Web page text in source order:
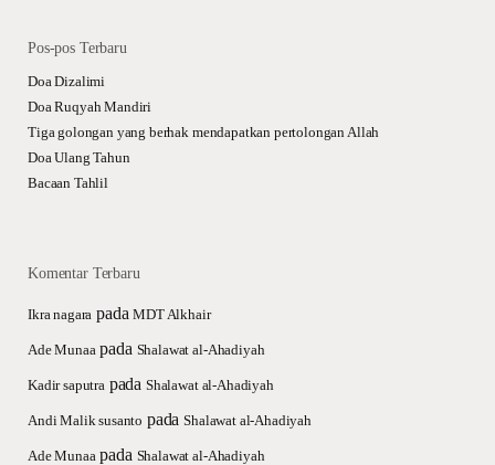
Pos-pos Terbaru
Doa Dizalimi
Doa Ruqyah Mandiri
Tiga golongan yang berhak mendapatkan pertolongan Allah
Doa Ulang Tahun
Bacaan Tahlil
Komentar Terbaru
Ikra nagara padaMDT Alkhair
Ade Munaa pada Shalawat al-Ahadiyah
Kadir saputra pada Shalawat al-Ahadiyah
Andi Malik susanto padaShalawat al-Ahadiyah
Ade Munaa pada Shalawat al-Ahadiyah